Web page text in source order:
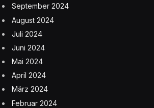
September 2024
August 2024
Juli 2024
Juni 2024
Mai 2024
April 2024
März 2024
Februar 2024